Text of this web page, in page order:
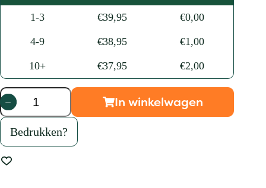
1-3 €39,95 €0,00
4-9 €38,95 €1,00
10+ €37,95 €2,00
Snackzak
2
pond
(nr.
28)
aantal
In winkelwagen
Bedrukken?